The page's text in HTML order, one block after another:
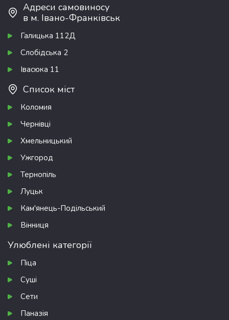
Адреси самовиносу
в м. Івано-Франківськ
Галицька 112Д
Слобідська 2
Івасюка 11
Список міст
Коломия
Чернівці
Хмельницький
Ужгород
Тернопіль
Луцьк
Кам'янець-Подільський
Вінниця
Улюблені категорії
Піца
Суші
Сети
Паназія